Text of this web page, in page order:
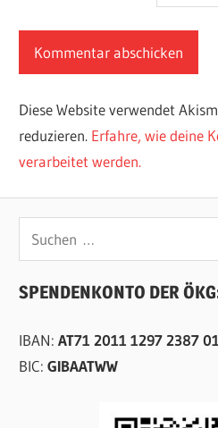
Diese Website verwendet
reduzieren. Erfahre, wie deine
verarbeitet werden.
SPENDENKONTO DER
IBAN:AT71 2011 1297 2387
BIC:GIBAATWW